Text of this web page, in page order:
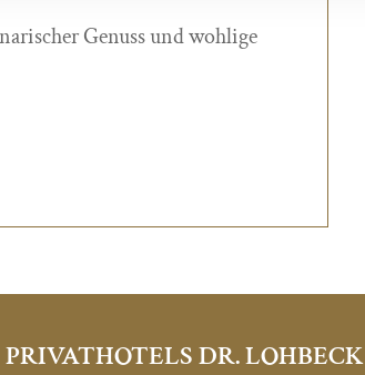
Genuss und wohlige
PRIVATHOTELS DR. LOHBECK